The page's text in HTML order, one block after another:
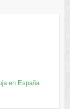
en España